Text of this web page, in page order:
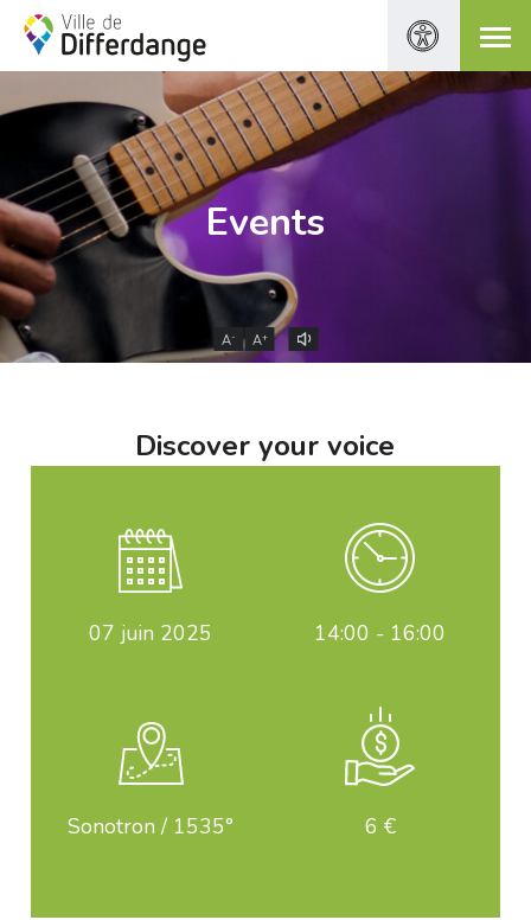
Events
A- A+
Discover your voice
07 juin 2025 14:00 - 16:00
Sonotron / 1535° 6 €